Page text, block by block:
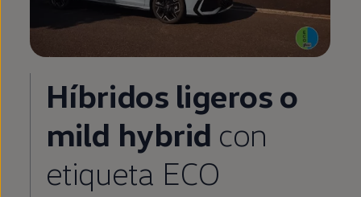
Híbridos ligeros o
mild hybrid con
etiqueta ECO